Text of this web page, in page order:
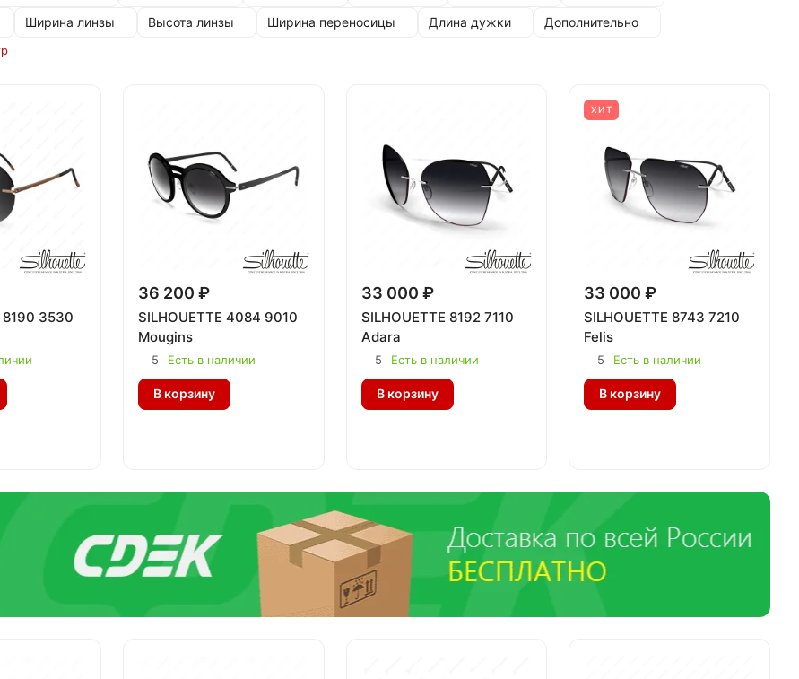
Ширина линзы Высота линзы Ширина переносицы Длина дужки Дополнительно
8190 3530
36 200 ₽
SILHOUETTE 4084 9010
Mougins
5 Есть в наличии
В корзину
33 000 ₽
SILHOUETTE 8192 7110
Adara
5 Есть в наличии
В корзину
ХИТ
33 000 ₽
SILHOUETTE 8743 7210
Felis
5 Есть в наличии
В корзину